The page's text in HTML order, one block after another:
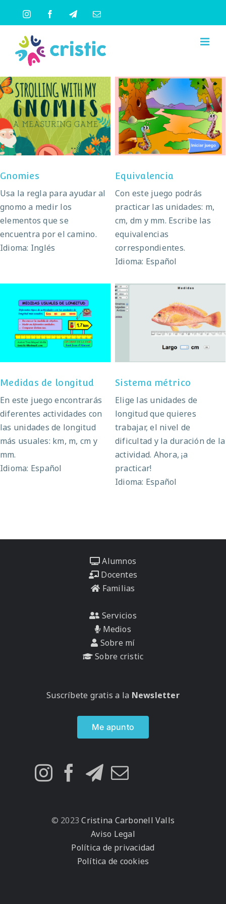
contenido
InstagramFacebookTelegramCorreo
Gnomies
Gnomies
Usa la regla para ayudar al
gnomo a medir los
elementos que se
encuentra por el camino.
Idioma: Inglés
Equivalencia
Equivalencia
Con este juego podrás
practicar las unidades: m,
cm, dm y mm. Escribe las
equivalencias
correspondientes.
Idioma: Español
Medidas de longitud
Medidas de longitud
En este juego encontrarás
diferentes actividades con
las unidades de longitud
más usuales: km, m, cm y
mm.
Idioma: Español
Sistema métrico
Sistema métrico
Elige las unidades de
longitud que quieres
trabajar, el nivel de
dificultad y la duración de la
actividad. Ahora, ¡a
practicar!
Idioma: Español
Alumnos
Docentes
Familias
Servicios
Medios
Sobre mí
Sobre cristic
Suscríbete gratis a la Newsletter
Me apunto
© 2023 Cristina Carbonell Valls
Aviso Legal
Política de privacidad
Política de cookies